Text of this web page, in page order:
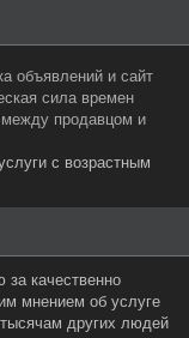
объявлений и сайт
сила времен
продавцом и
с возрастным
за качественно
мнением об услуге
других людей